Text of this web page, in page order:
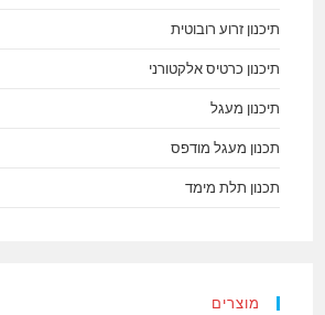
תיכנון זרוע רובוטית
תיכנון כרטיס אלקטורני
תיכנון מעגל
תכנון מעגל מודפס
תכנון תלת מימד
מוצרים